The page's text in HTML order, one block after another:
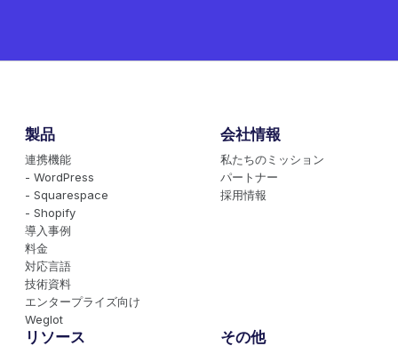
製品
連携機能
- WordPress
- Squarespace
- Shopify
導入事例
料金
対応言語
技術資料
エンタープライズ向け
Weglot
会社情報
私たちのミッション
パートナー
採用情報
リソース その他